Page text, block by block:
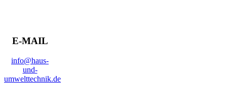
E-MAIL
info@haus-
und-
umwelttechnik.de